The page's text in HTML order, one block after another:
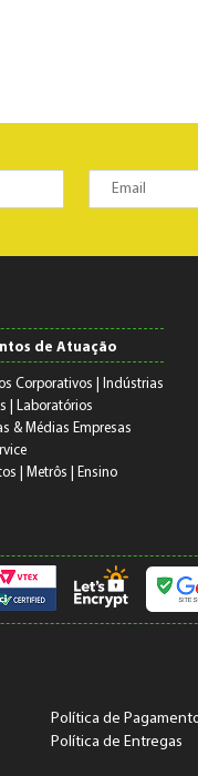
de Atuação
Corporativos | Indústrias
| Laboratórios
& Médias Empresas
| Metrôs | Ensino
Política de
Política de Entregas